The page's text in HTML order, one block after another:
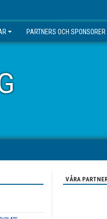
PARTNERS OCH SPONSORER
VÅRA